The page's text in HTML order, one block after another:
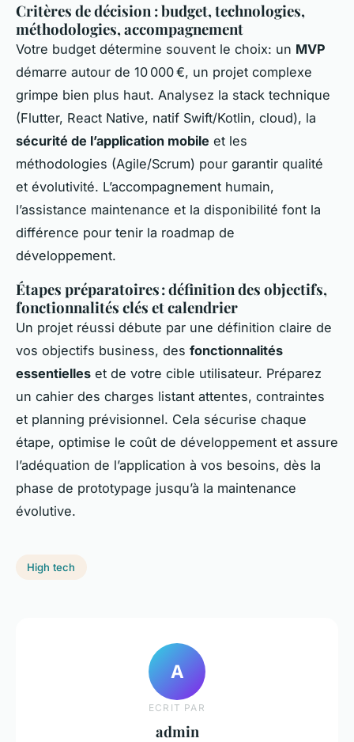
Critères de décision : budget, technologies,
méthodologies, accompagnement
Votre budget détermine souvent le choix: un MVP
démarre autour de 10 000 €, un projet complexe
grimpe bien plus haut. Analysez la stack technique
(Flutter, React Native, natif Swift/Kotlin, cloud), la
sécurité de l’application mobile et les
méthodologies (Agile/Scrum) pour garantir qualité
et évolutivité. L’accompagnement humain,
l’assistance maintenance et la disponibilité font la
différence pour tenir la roadmap de
développement.
Étapes préparatoires : définition des objectifs,
fonctionnalités clés et calendrier
Un projet réussi débute par une définition claire de
vos objectifs business, des fonctionnalités
essentielles et de votre cible utilisateur. Préparez
un cahier des charges listant attentes, contraintes
et planning prévisionnel. Cela sécurise chaque
étape, optimise le coût de développement et assure
l’adéquation de l’application à vos besoins, dès la
phase de prototypage jusqu’à la maintenance
évolutive.
High tech
A
ECRIT PAR
admin